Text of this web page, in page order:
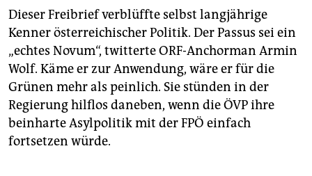
Dieser Freibrief verblüffte selbst langjährige
Kenner österreichischer Politik. Der Passus sei ein
„echtes Novum“, twitterte ORF-Anchorman Armin
Wolf. Käme er zur Anwendung, wäre er für die
Grünen mehr als peinlich. Sie stünden in der
Regierung hilflos daneben, wenn die ÖVP ihre
beinharte Asylpolitik mit der FPÖ einfach
fortsetzen würde.